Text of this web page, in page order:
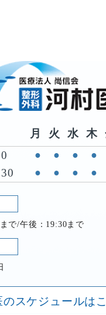
月 火 水 木
● ● ● ●
● ● ● ●
で/午後：19:30まで
のスケジュールは